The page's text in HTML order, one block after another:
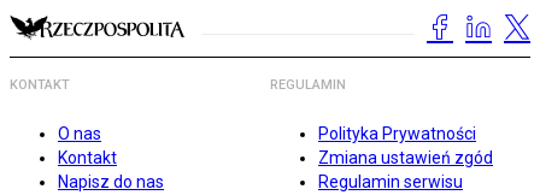
KONTAKT
O nas
Kontakt
Napisz do nas
REGULAMIN
Polityka Prywatności
Zmiana ustawień zgód
Regulamin serwisu